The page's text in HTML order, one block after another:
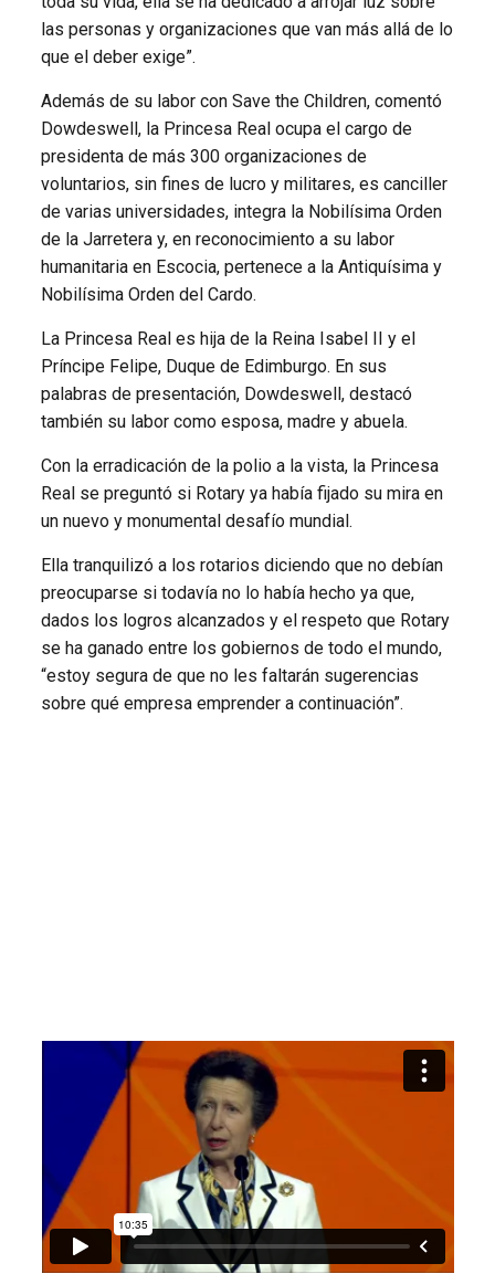
las personas y organizaciones que van más allá de lo
que el deber exige”.
Además de su labor con Save the Children, comentó
Dowdeswell, la Princesa Real ocupa el cargo de
presidenta de más 300 organizaciones de
voluntarios, sin fines de lucro y militares, es canciller
de varias universidades, integra la Nobilísima Orden
de la Jarretera y, en reconocimiento a su labor
humanitaria en Escocia, pertenece a la Antiquísima y
Nobilísima Orden del Cardo.
La Princesa Real es hija de la Reina Isabel II y el
Príncipe Felipe, Duque de Edimburgo. En sus
palabras de presentación, Dowdeswell, destacó
también su labor como esposa, madre y abuela.
Con la erradicación de la polio a la vista, la Princesa
Real se preguntó si Rotary ya había fijado su mira en
un nuevo y monumental desafío mundial.
Ella tranquilizó a los rotarios diciendo que no debían
preocuparse si todavía no lo había hecho ya que,
dados los logros alcanzados y el respeto que Rotary
se ha ganado entre los gobiernos de todo el mundo,
“estoy segura de que no les faltarán sugerencias
sobre qué empresa emprender a continuación”.